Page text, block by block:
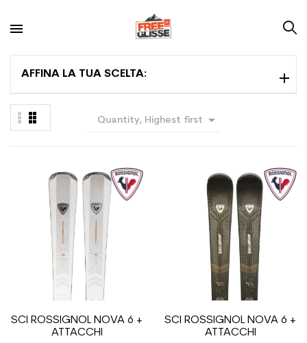
AFFINA LA TUA SCELTA:
Quantity, Highest first 
SCI ROSSIGNOL NOVA 6 +
ATTACCHI
SCI ROSSIGNOL NOVA 6 +
ATTACCHI